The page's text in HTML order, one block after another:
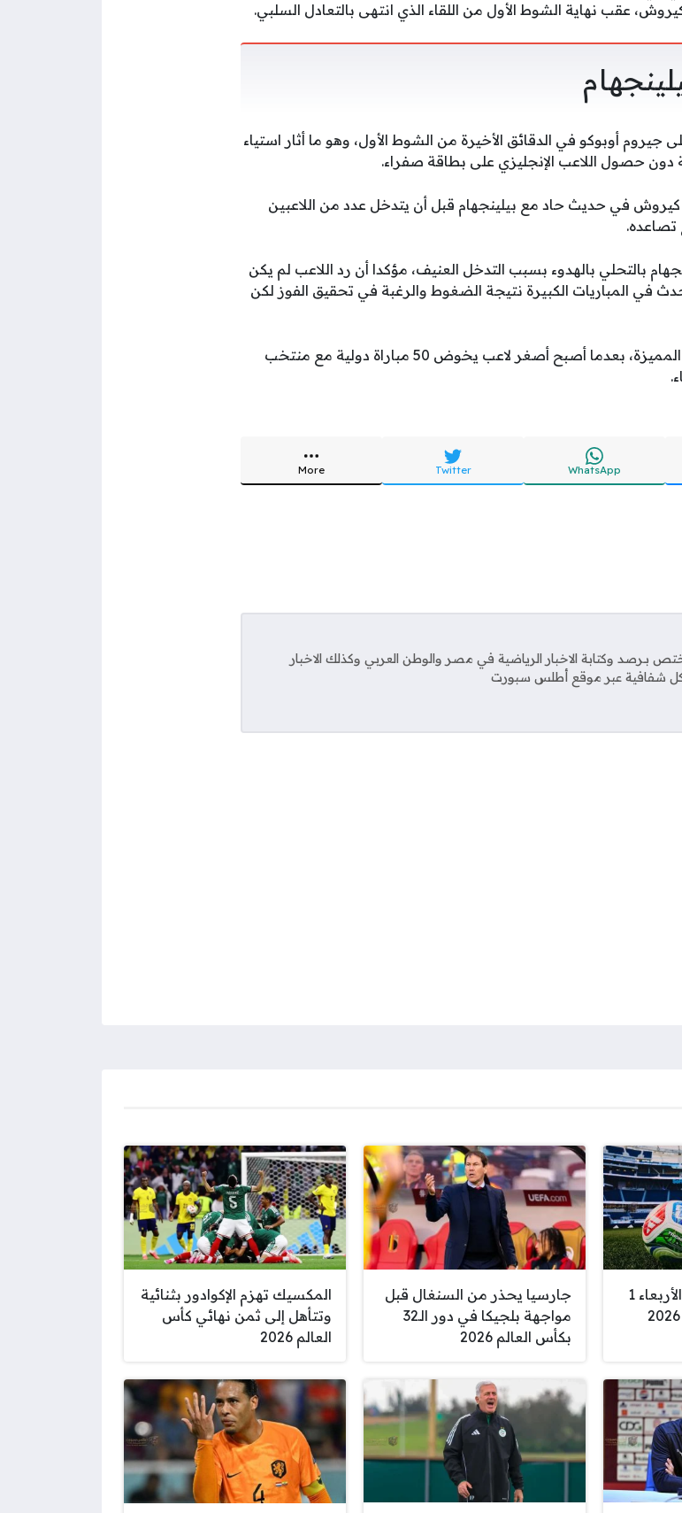
عقب نهاية الشوط الأول من اللقاء الذي انتهى بالتعادل السلبي.
جيروم أوبوكو في الدقائق الأخيرة من الشوط الأول، وهو ما أثار استياء
دون حصول اللاعب الإنجليزي على بطاقة صفراء.
في حديث حاد مع بيلينجهام قبل أن يتدخل عدد من اللاعبين
تصاعده.
بالتحلي بالهدوء بسبب التدخل العنيف، مؤكدا أن رد اللاعب لم يكن
المباريات الكبيرة نتيجة الضغوط والرغبة في تحقيق الفوز لكن
ورغم الجدل واصل بيلينجهام تحقيق الأرقام المميزة، بعدما أصبح أصغر لاعب يخوض 50 مباراة دولية مع منتخب
WhatsApp
Twitter
More
وكتابة الاخبار الرياضية في مصر والوطن العربي وكذلك الاخبار
بكل شفافية عبر موقع أطلس سبورت
مواعيد مباريات اليوم الأربعاء 1
يوليو في كأس العالم 2026
جارسيا يحذر من السنغال قبل
مواجهة بلجيكا في دور الـ32
بكأس العالم 2026
المكسيك تهزم الإكوادور بثنائية
وتتأهل إلى ثمن نهائي كأس
العالم 2026